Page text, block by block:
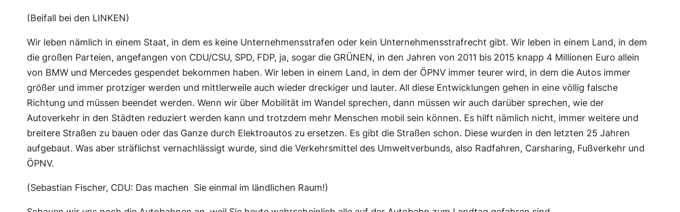
(Beifall bei den LINKEN)
Wir leben nämlich in einem Staat, in dem es keine Unternehmensstrafen oder kein Unternehmensstrafrecht gibt. Wir leben in einem Land, in dem
die großen Parteien, angefangen von CDU/CSU, SPD, FDP, ja, sogar die GRÜNEN, in den Jahren von 2011 bis 2015 knapp 4 Millionen Euro allein
von BMW und Mercedes gespendet bekommen haben. Wir leben in einem Land, in dem der ÖPNV immer teurer wird, in dem die Autos immer
größer und immer protziger werden und mittlerweile auch wieder dreckiger und lauter. All diese Entwicklungen gehen in eine völlig falsche
Richtung und müssen beendet werden. Wenn wir über Mobilität im Wandel sprechen, dann müssen wir auch darüber sprechen, wie der
Autoverkehr in den Städten reduziert werden kann und trotzdem mehr Menschen mobil sein können. Es hilft nämlich nicht, immer weitere und
breitere Straßen zu bauen oder das Ganze durch Elektroautos zu ersetzen. Es gibt die Straßen schon. Diese wurden in den letzten 25 Jahren
aufgebaut. Was aber sträflichst vernachlässigt wurde, sind die Verkehrsmittel des Umweltverbunds, also Radfahren, Carsharing, Fußverkehr und
ÖPNV.
(Sebastian Fischer, CDU: Das machen Sie einmal im ländlichen Raum!)